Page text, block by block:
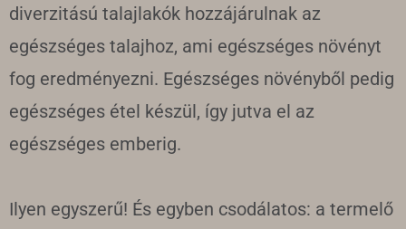
diverzitású talajlakók hozzájárulnak az
egészséges talajhoz, ami egészséges növényt
fog eredményezni. Egészséges növényből pedig
egészséges étel készül, így jutva el az
egészséges emberig.
Ilyen egyszerű! És egyben csodálatos: a termelő